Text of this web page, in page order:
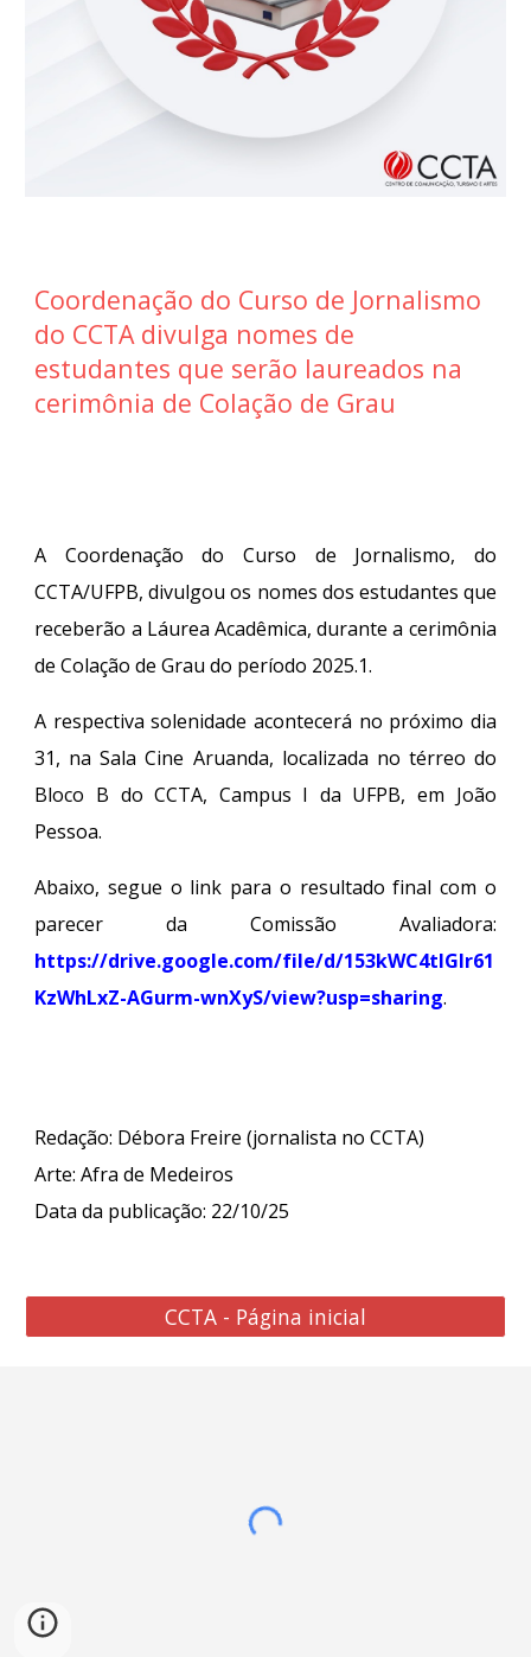
Coordenação do Curso de Jornalismo
do CCTA divulga nomes de
estudantes que serão laureados na
cerimônia de Colação de Grau
A Coordenação do Curso de Jornalismo, do
CCTA/UFPB, divulgou os nomes dos estudantes que
receberão a Láurea Acadêmica, durante a cerimônia
de Colação de Grau do período 2025.1.
A respectiva solenidade acontecerá no próximo dia
31, na Sala Cine Aruanda, localizada no térreo do
Bloco B do CCTA, Campus I da UFPB, em João
Pessoa.
Abaixo, segue o link para o resultado final com o
parecer da Comissão Avaliadora:
https://drive.google.com/file/d/153kWC4tIGIr61
KzWhLxZ-AGurm-wnXyS/view?usp=sharing.
Redação: Débora Freire (jornalista no CCTA)
Arte:Afra de Medeiros
Data da publicação: 22/10/25
CCTA - Página inicial